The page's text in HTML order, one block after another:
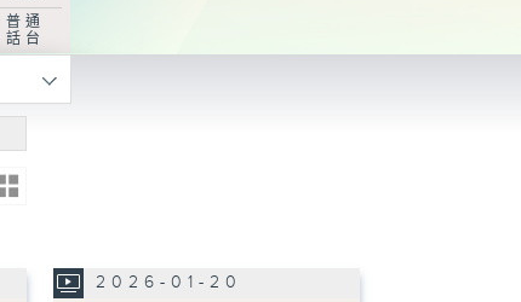
普通
話台
2026-01-20